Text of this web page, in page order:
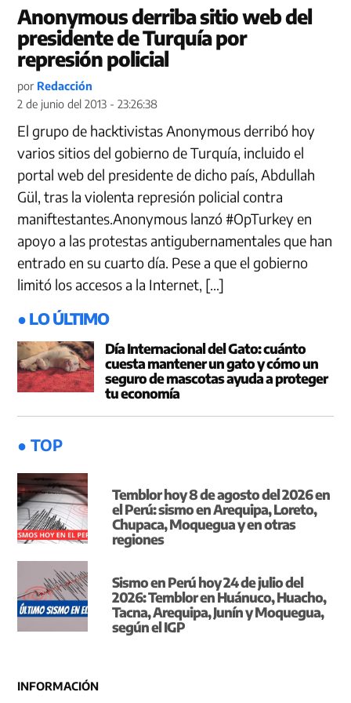
Anonymous derriba sitio web del
presidente de Turquía por
represión policial
por Redacción
2 de junio del 2013 - 23:26:38
El grupo de hacktivistas Anonymous derribó hoy
varios sitios del gobierno de Turquía, incluido el
portal web del presidente de dicho país, Abdullah
Gül, tras la violenta represión policial contra
maniftestantes.Anonymous lanzó #OpTurkey en
apoyo a las protestas antigubernamentales que han
entrado en su cuarto día. Pese a que el gobierno
limitó los accesos a la Internet, […]
● LO ÚLTIMO
Día Internacional del Gato: cuánto
cuesta mantener un gato y cómo un
seguro de mascotas ayuda a proteger
tu economía
● TOP
Temblor hoy 8 de agosto del 2026 en
el Perú: sismo en Arequipa, Loreto,
Chupaca, Moquegua y en otras
regiones
Sismo en Perú hoy 24 de julio del
2026: Temblor en Huánuco, Huacho,
Tacna, Arequipa, Junín y Moquegua,
según el IGP
INFORMACIÓN